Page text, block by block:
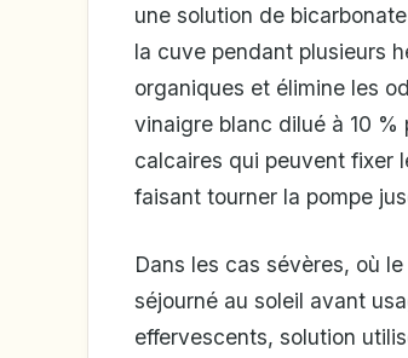
une solution de
la cuve pendant plusieurs
organiques et élimine les
vinaigre blanc dilué à 10
calcaires qui peuvent fixer
faisant tourner la pompe
Dans les cas sévères, où
séjourné au soleil avant
effervescents, solution